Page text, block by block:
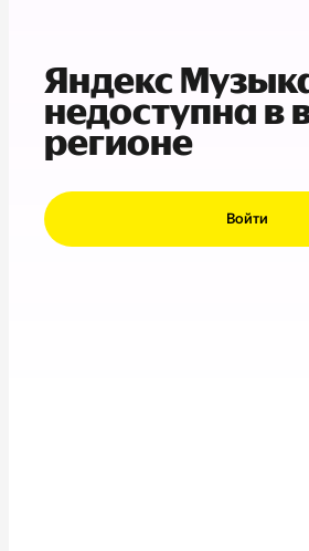
Яндекс
недоступна в
регионе
Войти